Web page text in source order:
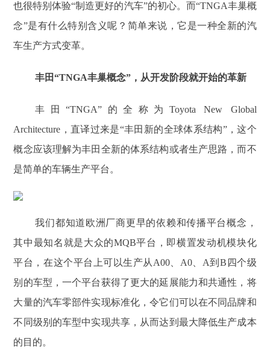
也很特别体验“制造更好的汽车”的初心。而“TNGA丰巢概
念”是有什么特别含义呢？简单来说，它是一种全新的汽
车生产方式变革。
丰田“TNGA丰巢概念”，从开发阶段就开始的革新
丰田“TNGA”的全称为Toyota New Global
Architecture，直译过来是“丰田新的全球体系结构”，这个
概念应该理解为丰田全新的体系结构或者生产思路，而不
是简单的车辆生产平台。
我们都知道欧洲厂商更早的依赖和传播平台概念，
其中最知名就是大众的MQB平台，即横置发动机模块化
平台，在这个平台上可以生产从A00、A0、A到B四个级
别的车型，一个平台获得了更大的延展能力和共通性，将
大量的汽车零部件实现标准化，令它们可以在不同品牌和
不同级别的车型中实现共享，从而达到最大降低生产成本
的目的。